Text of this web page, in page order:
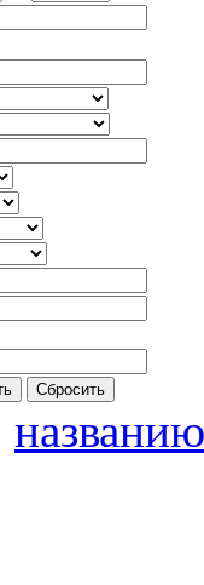
названию